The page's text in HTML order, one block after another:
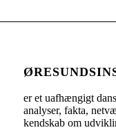
er et uafhængigt
analyser, fakta,
kendskab om